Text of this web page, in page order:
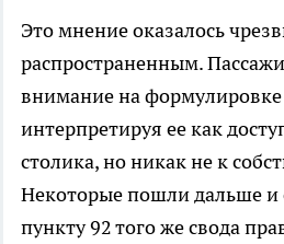
Это мнение оказалось
распространенным.
внимание на формулировке
интерпретируя ее как
столика, но никак не к
Некоторые пошли дальше и
пункту 92 того же свода